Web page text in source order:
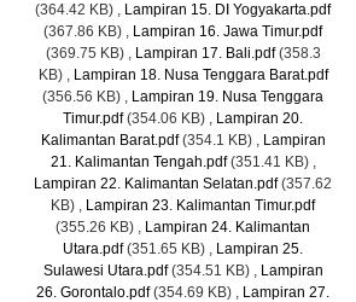
(364.42 KB) , Lampiran 15. DI Yogyakarta.pdf
(367.86 KB) , Lampiran 16. Jawa Timur.pdf
(369.75 KB) , Lampiran 17. Bali.pdf (358.3
KB) , Lampiran 18. Nusa Tenggara Barat.pdf
(356.56 KB) , Lampiran 19. Nusa Tenggara
Timur.pdf (354.06 KB) , Lampiran 20.
Kalimantan Barat.pdf (354.1 KB) , Lampiran
21. Kalimantan Tengah.pdf (351.41 KB) ,
Lampiran 22. Kalimantan Selatan.pdf (357.62
KB) , Lampiran 23. Kalimantan Timur.pdf
(355.26 KB) , Lampiran 24. Kalimantan
Utara.pdf (351.65 KB) , Lampiran 25.
Sulawesi Utara.pdf (354.51 KB) , Lampiran
26. Gorontalo.pdf (354.69 KB) , Lampiran 27.